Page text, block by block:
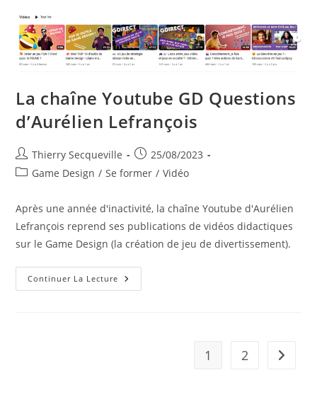
La chaîne Youtube GD Questions
d’Aurélien Lefrançois
Auteur/autrice
de
Thierry Secqueville
Publication
publiée :
25/08/2023
PostGame Design / Se former / Vidéo
Après une année d'inactivité, la chaîne Youtube d'Aurélien
Lefrançois reprend ses publications de vidéos didactiques
sur le Game Design (la création de jeu de divertissement).
Continuer La Lecture La
Chaîne
1 2 Aller à